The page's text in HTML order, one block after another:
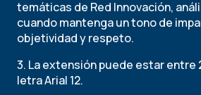
temáticas de Red Innovación,
cuando mantenga un tono de
objetividad y respeto.
3. La extensión puede estar entre
letra Arial 12.